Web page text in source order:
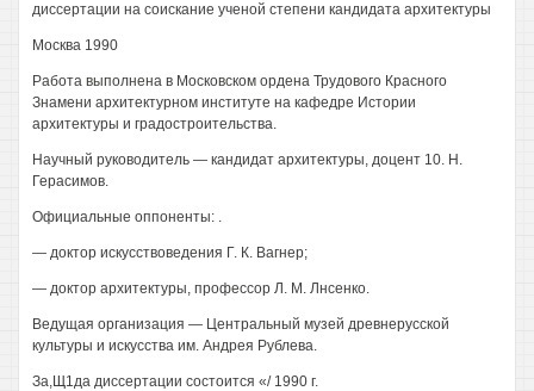
диссертации на соискание ученой степени кандидата архитектуры
Москва 1990
Работа выполнена в Московском ордена Трудового Красного
Знамени архитектурном институте на кафедре Истории
архитектуры и градостроительства.
Научный руководитель — кандидат архитектуры, доцент 10. Н.
Герасимов.
Официальные оппоненты: .
— доктор искусствоведения Г. К. Вагнер;
— доктор архитектуры, профессор Л. М. Лнсенко.
Ведущая организация — Центральный музей древнерусской
культуры и искусства им. Андрея Рублева.
За,Щ1да диссертации состоится «/ 1990 г.